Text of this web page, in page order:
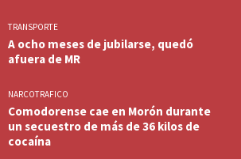
TRANSPORTE
A ocho meses de jubilarse, quedó
afuera de MR
NARCOTRAFICO
Comodorense cae en Morón durante
un secuestro de más de 36 kilos de
cocaína